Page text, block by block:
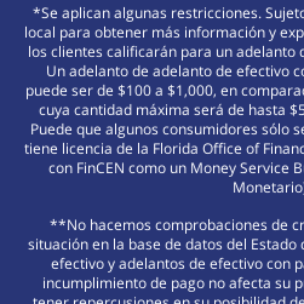
*Se aplican algunas restricciones.
local para obtener más información y
los clientes calificarán para un adelanto
Un adelanto de adelanto de efectivo
puede ser de $100 a $1,000, en
cuya cantidad máxima será de hasta
Puede que algunos consumidores sólo
tiene licencia de la Florida Office of
con FinCEN como un Money Service
**No hacemos comprobaciones de
situación en la base de datos del
efectivo y adelantos de efectivo con
incumplimiento de pago no afecta su